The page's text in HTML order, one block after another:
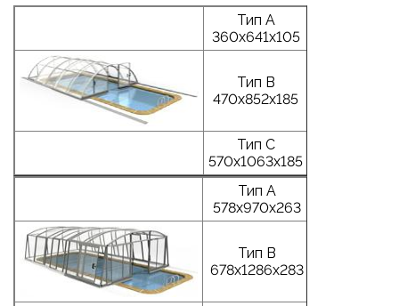
Тип А
360х641х105
Тип B
470х852х185
Тип С
570х1063х185
Тип А
578х970х263
Тип B
678х1286х283